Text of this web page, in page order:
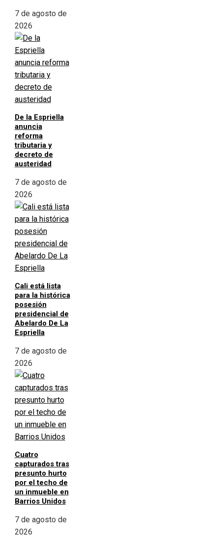
7 de agosto de
2026
De la Espriella
anuncia
reforma
tributaria y
decreto de
austeridad
7 de agosto de
2026
Cali está lista
para la histórica
posesión
presidencial de
Abelardo De La
Espriella
7 de agosto de
2026
Cuatro
capturados tras
presunto hurto
por el techo de
un inmueble en
Barrios Unidos
7 de agosto de
2026